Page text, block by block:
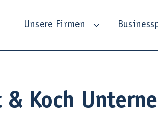
Unsere Firmen
& Koch